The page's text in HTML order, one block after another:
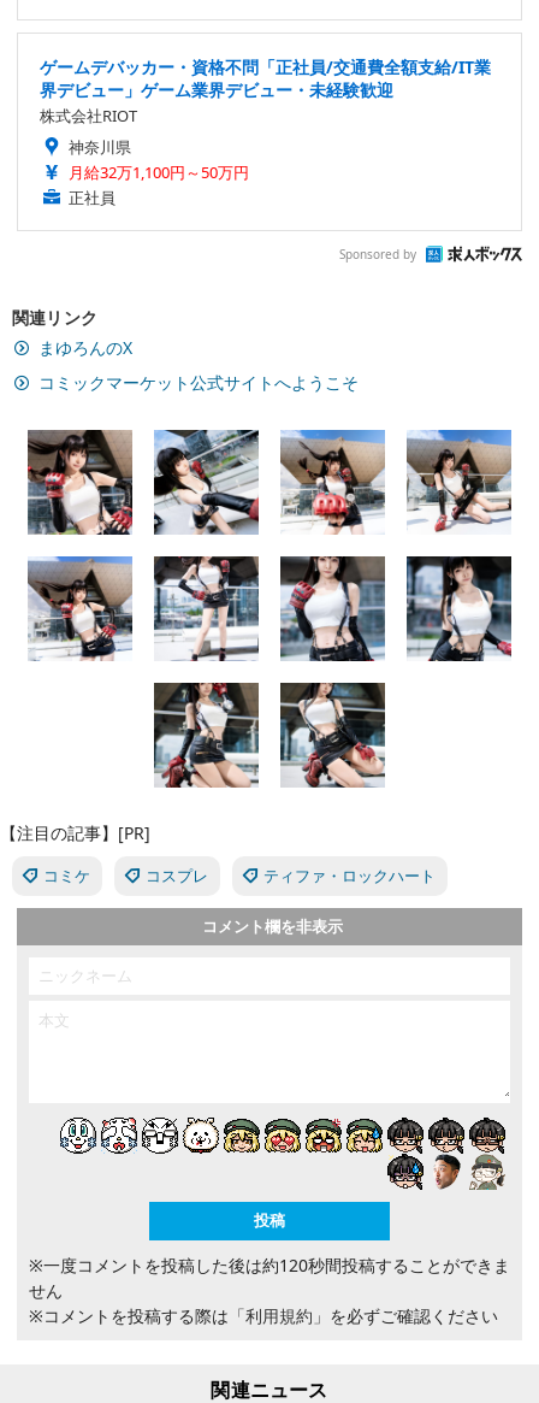
ゲームデバッカー・資格不問「正社員/交通費全額支給/IT業
界デビュー」ゲーム業界デビュー・未経験歓迎
株式会社RIOT
神奈川県
月給32万1,100円～50万円
正社員
Sponsored by
関連リンク
まゆろんのX
コミックマーケット公式サイトへようこそ
【注目の記事】[PR]
コミケ コスプレ ティファ・ロックハート
コメント欄を非表示
※一度コメントを投稿した後は約120秒間投稿することができま
せん
※コメントを投稿する際は 「利用規約」 を必ずご確認ください
関連ニュース